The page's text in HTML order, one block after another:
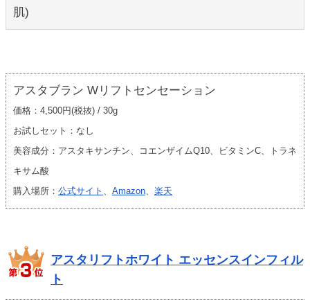
肌)
アスタブラン Wリフトセンセーション
価格：4,500円(税抜) / 30g
お試しセット：なし
美容成分：アスタキサンチン、コエンザイムQ10、ビタミンC、トラネ
キサム酸
購入場所： 公式サイト Amazon 楽天
アスタリフトホワイト エッセンスインフィル
ト